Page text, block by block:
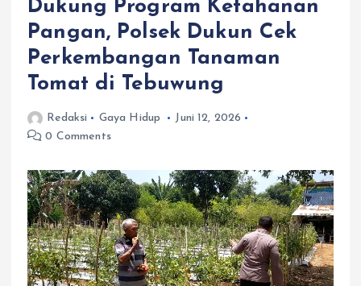
Dukung Program Ketahanan
Pangan, Polsek Dukun Cek
Perkembangan Tanaman
Tomat di Tebuwung
Redaksi Gaya Hidup
Juni 12, 2026
0 Comments